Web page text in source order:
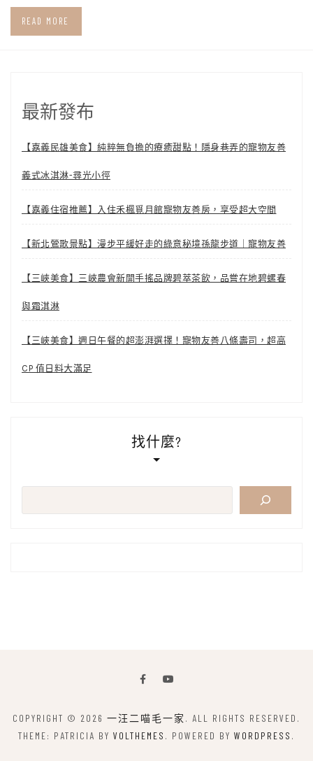
READ MORE
最新發布
【嘉義民雄美食】純粹無負擔的療癒甜點！隱身巷弄的寵物友善
義式冰淇淋-尋光小徑
【嘉義住宿推薦】入住禾楓覓月館寵物友善房，享受超大空間
【新北鶯歌景點】漫步平緩好走的綠意秘境孫龍步道｜寵物友善
【三峽美食】三峽農會新開手搖品牌碧萃茶飲，品嘗在地碧螺春
與霜淇淋
【三峽美食】週日午餐的超澎湃選擇！寵物友善八條壽司，超高
CP 值日料大滿足
找什麼?
COPYRIGHT © 2026 一汪二喵毛一家 . ALL RIGHTS RESERVED.
THEME: PATRICIA BY VOLTHEMES . POWERED BY WORDPRESS .